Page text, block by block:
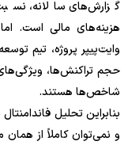
گزارش‌های سالانه،
هزینه‌های مالی است. اما
وایت‌پیپر پروژه، تیم
حجم تراکنش‌ها،
شاخص‌ها هستند.
بنابراین تحلیل
و نمی‌توان کاملاً از